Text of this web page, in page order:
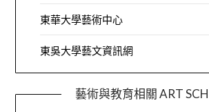
東華大學藝術中心
東吳大學藝文資訊網
藝術與教育相關 ART